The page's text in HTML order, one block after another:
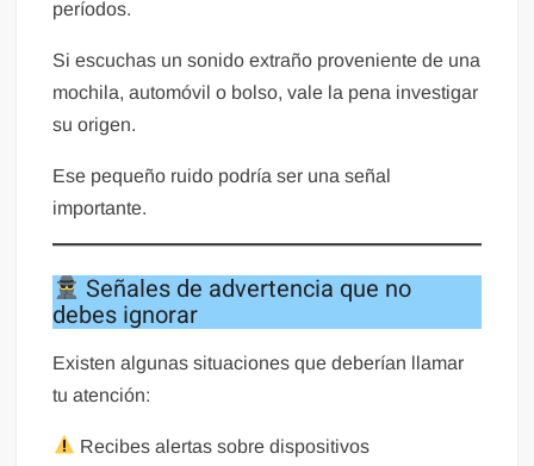
períodos.
Si escuchas un sonido extraño proveniente de una
mochila, automóvil o bolso, vale la pena investigar
su origen.
Ese pequeño ruido podría ser una señal
importante.
Señales de advertencia que no
debes ignorar
Existen algunas situaciones que deberían llamar
tu atención:
Recibes alertas sobre dispositivos